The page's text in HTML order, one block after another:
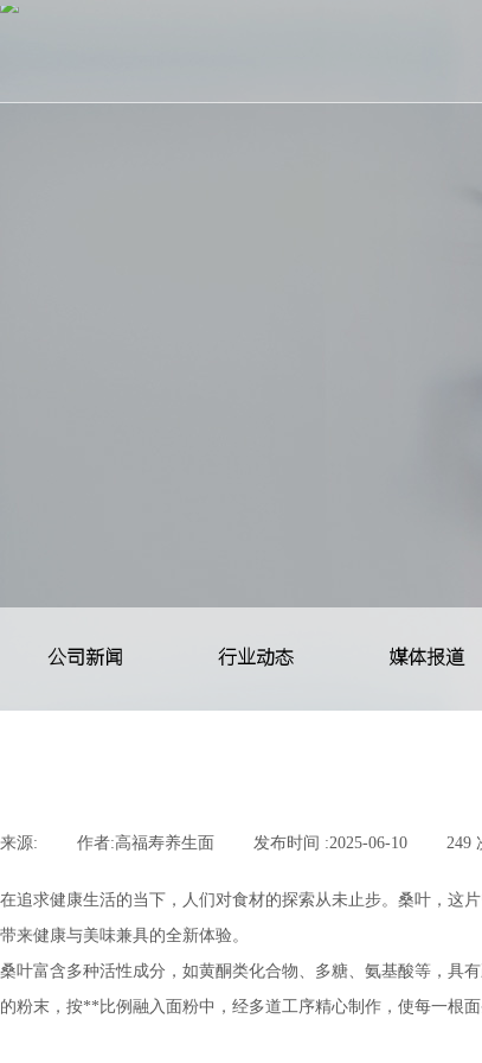
媒体报道
行业动态
公司新闻
来源: 作者:高福寿养生面 发布时间 :2025-06-10 249
在追求健康生活的当下，人们对食材的探索从未止步。桑叶，这
带来健康与美味兼具的全新体验。
桑叶富含多种活性成分，如黄酮类化合物、多糖、氨基酸等，具
的粉末，按**比例融入面粉中，经多道工序精心制作，使每一根面